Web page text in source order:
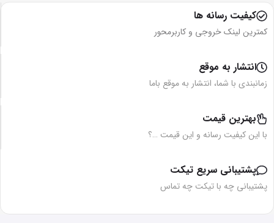
کیفیت رسانه ها
کمترین لینک خروجی و کاربرمحور
انتشار به موقع
زمانبندی با شما، انتشار به موقع باما
بهترین قیمت
با این کیفیت رسانه و این قیمت …؟
پشتیبانی سریع تیکت
پشتیبانی چه با تیکت چه تماس